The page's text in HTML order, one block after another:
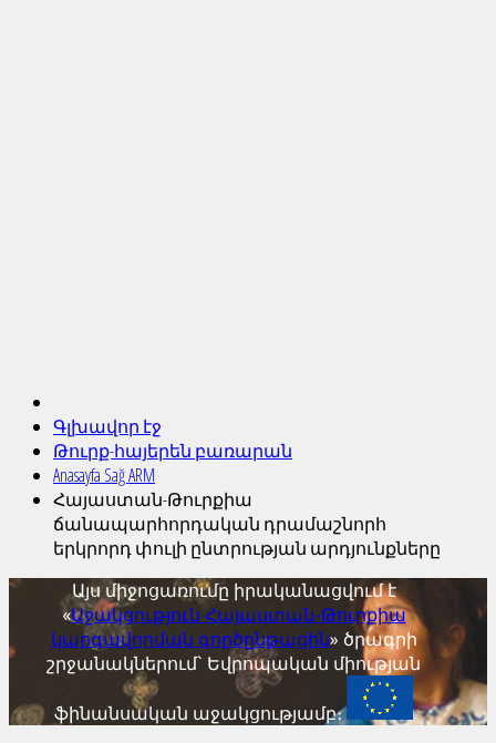
Գլխավոր էջ
Թուրք-հայերեն բառարան
Anasayfa Sağ ARM
Հայաստան-Թուրքիա
ճանապարհորդական դրամաշնորհ
երկրորդ փուլի ընտրության արդյունքները
Այս միջոցառումը իրականացվում է
«Աջակցություն Հայաստան-Թուրքիա
կարգավորման գործընթացին» ծրագրի
շրջանակներում` Եվրոպական միության
ֆինանսական աջակցությամբ։